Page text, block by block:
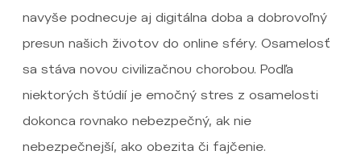
navyše podnecuje aj digitálna doba a dobrovoľný
presun našich životov do online sféry. Osamelosť
sa stáva novou civilizačnou chorobou. Podľa
niektorých štúdií je emočný stres z osamelosti
dokonca rovnako nebezpečný, ak nie
nebezpečnejší, ako obezita či fajčenie.